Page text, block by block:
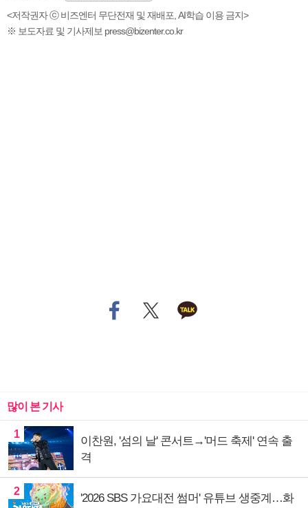
<저작권자 ⓒ 비즈엔터 무단전재 및 재배포, AI학습 이용 금지>
※ 보도자료 및 기사제보 press@bizenter.co.kr
많이 본 기사
1
이찬원, '섬의 날' 콘서트→'머드 축제' 연속 출
격
2
'2026 SBS 가요대전 썸머' 유튜브 생중계…화